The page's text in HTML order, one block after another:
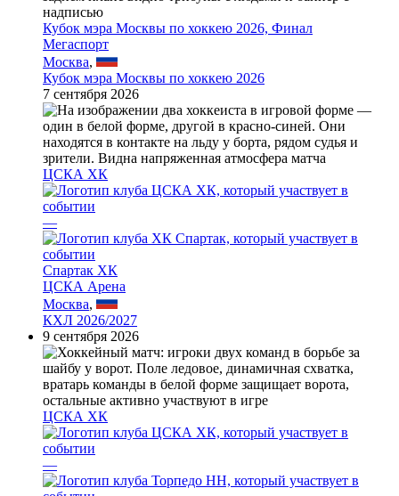
Кубок мэра Москвы по хоккею 2026, Финал
Мегаспорт
Москва,
Кубок мэра Москвы по хоккею 2026
7 сентября 2026
ЦСКА ХК
—
Спартак ХК
ЦСКА Арена
Москва,
КХЛ 2026/2027
9 сентября 2026
ЦСКА ХК
—